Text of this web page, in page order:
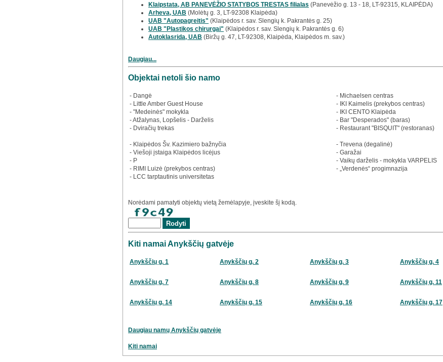
Klaipstata, AB PANEVĖŽIO STATYBOS TRESTAS filialas (Panevėžio g. 13 - 18, LT-92315, KLAIPĖDA)
Arheva, UAB (Molėtų g. 3, LT-92308 Klaipėda)
UAB "Autopagreitis" (Klaipėdos r. sav. Slengių k. Pakrantės g. 25)
UAB "Plastikos chirurgai" (Klaipėdos r. sav. Slengių k. Pakrantės g. 6)
Autoklasrida, UAB (Biržų g. 47, LT-92308, Klaipėda, Klaipėdos m. sav.)
Daugiau...
Objektai netoli šio namo
- Dangė
- Little Amber Guest House
- "Medeinės" mokykla
- Atžalynas, Lopšelis - Darželis
- Dviračių trekas
- Klaipėdos Šv. Kazimiero bažnyčia
- Viešoji įstaiga Klaipėdos licėjus
- P
- RIMI Luizė (prekybos centras)
- LCC tarptautinis universitetas
- Michaelsen centras
- IKI Kaimelis (prekybos centras)
- IKI CENTO Klaipėda
- Bar "Desperados" (baras)
- Restaurant "BISQUIT" (restoranas)
- Trevena (degalinė)
- Garažai
- Vaikų darželis - mokykla VARPELIS
- „Verdenės“ progimnazija
Norėdami pamatyti objektų vietą žemėlapyje, įveskite šį kodą.
Kiti namai Anykščių gatvėje
Anykščių g. 1 Anykščių g. 2 Anykščių g. 3 Anykščių g. 4
Anykščių g. 7 Anykščių g. 8 Anykščių g. 9 Anykščių g. 11
Anykščių g. 14 Anykščių g. 15 Anykščių g. 16 Anykščių g. 17
Daugiau namų Anykščių gatvėje
Kiti namai